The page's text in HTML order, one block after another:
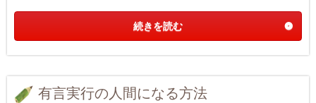
続きを読む
有言実行の人間になる方法